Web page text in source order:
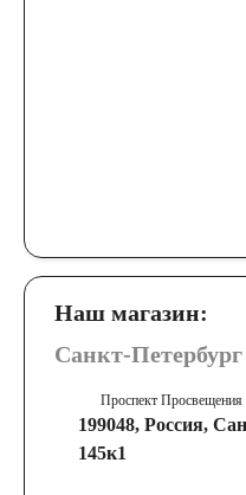
Наш магазин:
Санкт-Петербург
Проспект Просвещения
199048, Россия,
145к1